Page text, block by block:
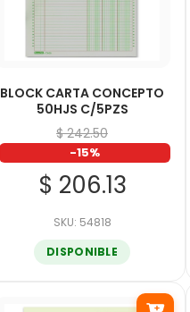
BLOCK CARTA CONCEPTO
50HJS C/5PZS
$ 242.50
-15%
$ 206.13
SKU: 54818
DISPONIBLE